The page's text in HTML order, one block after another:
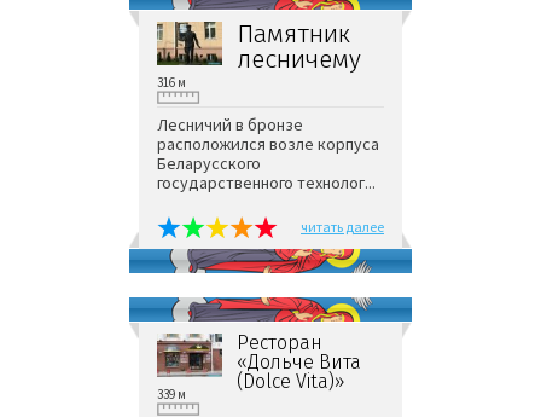
Памятник
лесничему
316 м
Лесничий в бронзе
расположился возле корпуса
Беларусского
государственного технолог...
читать далее
Ресторан
«Дольче Вита
(Dolce Vita)»
339 м